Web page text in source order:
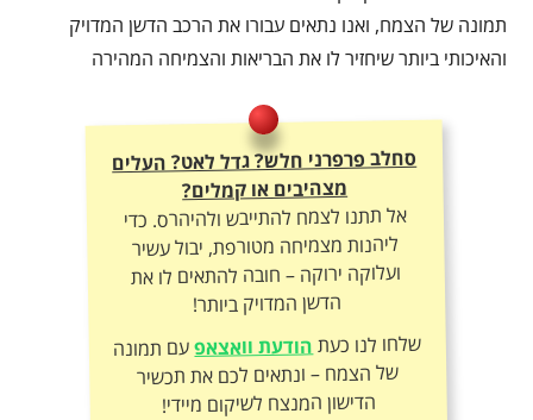
תמונה של הצמח, ואנו נתאים עבורו את הרכב הדשן המדויק
והאיכותי ביותר שיחזיר לו את הבריאות והצמיחה המהירה
סחלב פרפרני חלש? גדל לאט? העלים
מצהיבים או קמלים?
אל תתנו לצמח להתייבש ולהיהרס. כדי
ליהנות מצמיחה מטורפת, יבול עשיר
ועלוקה ירוקה – חובה להתאים לו את
הדשן המדויק ביותר!
שלחו לנו כעתהודעת וואצאפעם תמונה
של הצמח – ונתאים לכם את תכשיר
הדישון המנצח לשיקום מיידי!